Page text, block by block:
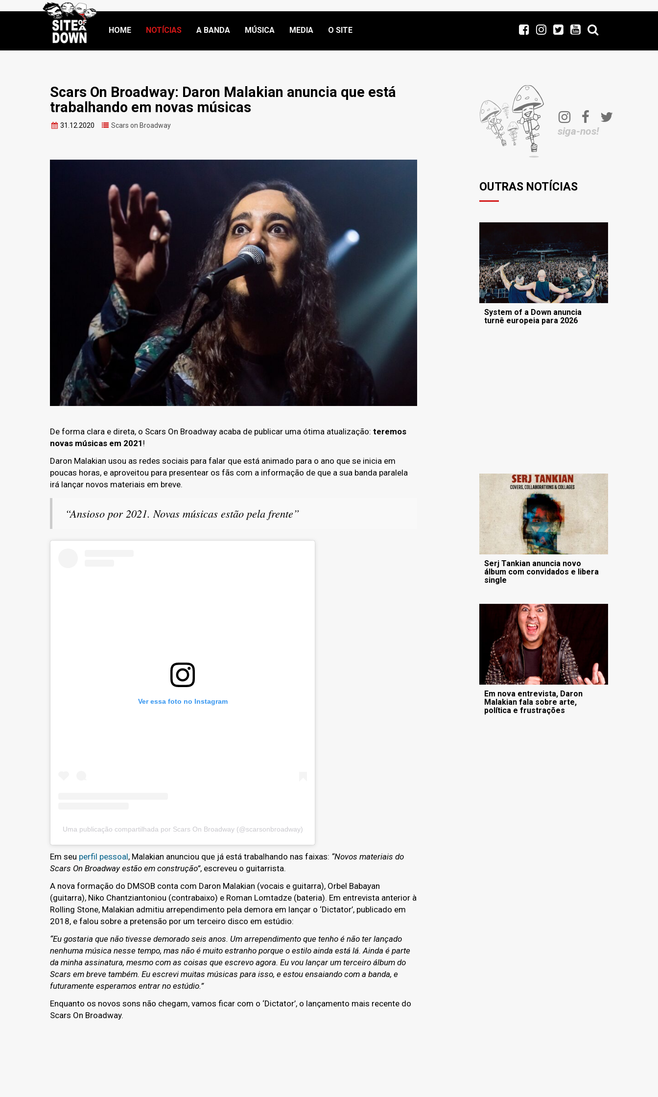
HOME NOTÍCIAS A BANDA MÚSICA MEDIA O SITE
Scars On Broadway: Daron Malakian anuncia que está
trabalhando em novas músicas
31.12.2020 Scars on Broadway
De forma clara e direta, o Scars On Broadway acaba de publicar uma ótima atualização: teremos
novas músicas em 2021 !
Daron Malakian usou as redes sociais para falar que está animado para o ano que se inicia em
poucas horas, e aproveitou para presentear os fãs com a informação de que a sua banda paralela
irá lançar novos materiais em breve.
“Ansioso por 2021. Novas músicas estão pela frente”
Ver essa foto no Instagram
Uma publicação compartilhada por Scars On Broadway (@scarsonbroadway)
Em seu perfil pessoal, Malakian anunciou que já está trabalhando nas faixas: “Novos materiais do
Scars On Broadway estão em construção”, escreveu o guitarrista.
A nova formação do DMSOB conta com Daron Malakian (vocais e guitarra), Orbel Babayan
(guitarra), Niko Chantziantoniou (contrabaixo) e Roman Lomtadze (bateria). Em entrevista anterior à
Rolling Stone, Malakian admitiu arrependimento pela demora em lançar o ‘Dictator’, publicado em
2018, e falou sobre a pretensão por um terceiro disco em estúdio:
“Eu gostaria que não tivesse demorado seis anos. Um arrependimento que tenho é não ter lançado
nenhuma música nesse tempo, mas não é muito estranho porque o estilo ainda está lá. Ainda é parte
da minha assinatura, mesmo com as coisas que escrevo agora. Eu vou lançar um terceiro álbum do
Scars em breve também. Eu escrevi muitas músicas para isso, e estou ensaiando com a banda, e
futuramente esperamos entrar no estúdio.”
Enquanto os novos sons não chegam, vamos ficar com o ‘Dictator’, o lançamento mais recente do
Scars On Broadway.
siga-nos!
OUTRAS NOTÍCIAS
System of a Down anuncia
turnê europeia para 2026
Serj Tankian anuncia novo
álbum com convidados e libera
single
Em nova entrevista, Daron
Malakian fala sobre arte,
política e frustrações